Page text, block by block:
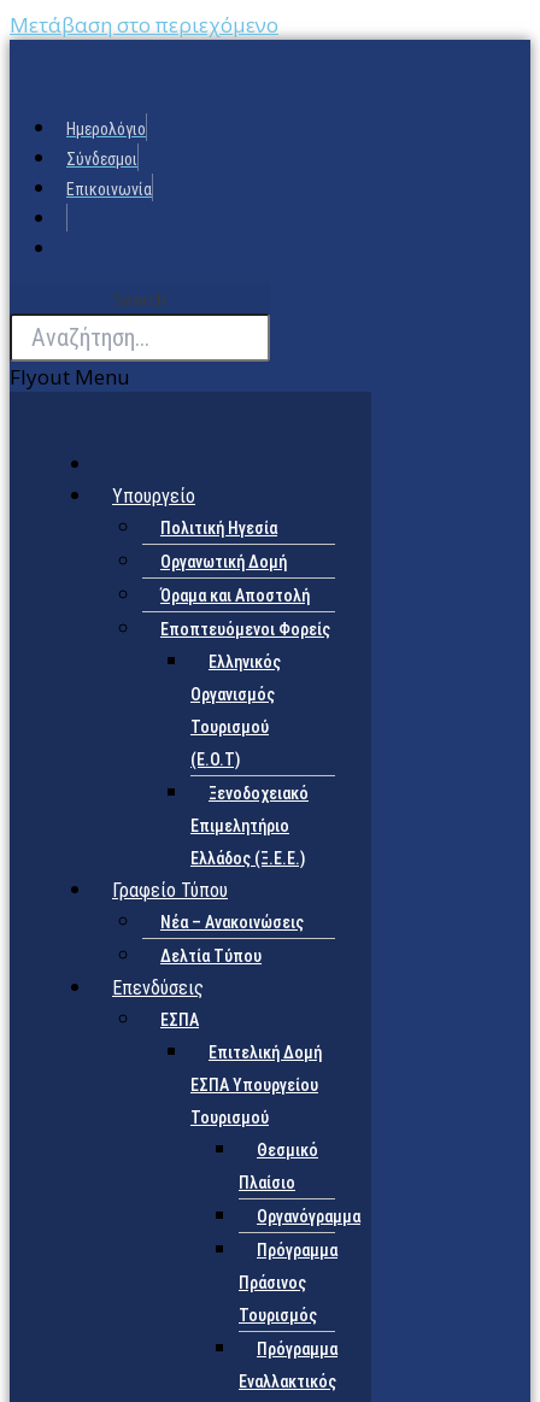
Μετάβαση στο περιεχόμενο
Ημερολόγιο
Σύνδεσμοι
Επικοινωνία
Search
Flyout Menu
Υπουργείο
Πολιτική Ηγεσία
Οργανωτική Δομή
Όραμα και Αποστολή
Εποπτευόμενοι Φορείς
Eλληνικός
Οργανισμός
Τουρισμού
(Ε.Ο.Τ)
Ξενοδοχειακό
Επιμελητήριο
Ελλάδος (Ξ.Ε.Ε.)
Γραφείο Τύπου
Νέα – Ανακοινώσεις
Δελτία Τύπου
Επενδύσεις
ΕΣΠΑ
Επιτελική Δομή
ΕΣΠΑ Υπουργείου
Τουρισμού
Θεσμικό
Πλαίσιο
Οργανόγραμμα
Πρόγραμμα
Πράσινος
Τουρισμός
Πρόγραμμα
Εναλλακτικός